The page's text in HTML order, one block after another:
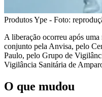
Produtos Ype - Foto:
A liberação ocorreu após
conjunto pela Anvisa, pelo
Paulo, pelo Grupo de
Vigilância Sanitária de
O que mudou